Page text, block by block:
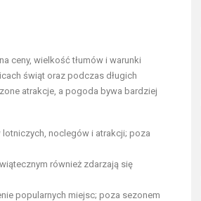
ceny, wielkość tłumów i warunki
świąt oraz podczas długich
atrakcje, a pogoda bywa bardziej
noclegów i atrakcji; poza
również zdarzają się
popularnych miejsc; poza sezonem